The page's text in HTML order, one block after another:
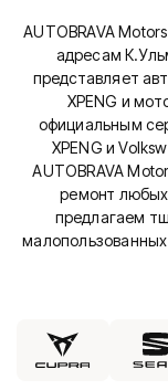
AUTOBRAVA
адресам
представляет
XPENG и
официальным
XPENG и
AUTOBRAVA
ремонт
предлагаем
малопользованных